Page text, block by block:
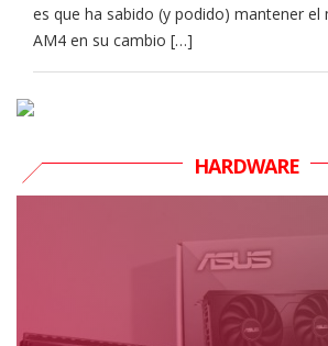
es que ha sabido (y podido) mantener
AM4 en su cambio […]
HARDWARE